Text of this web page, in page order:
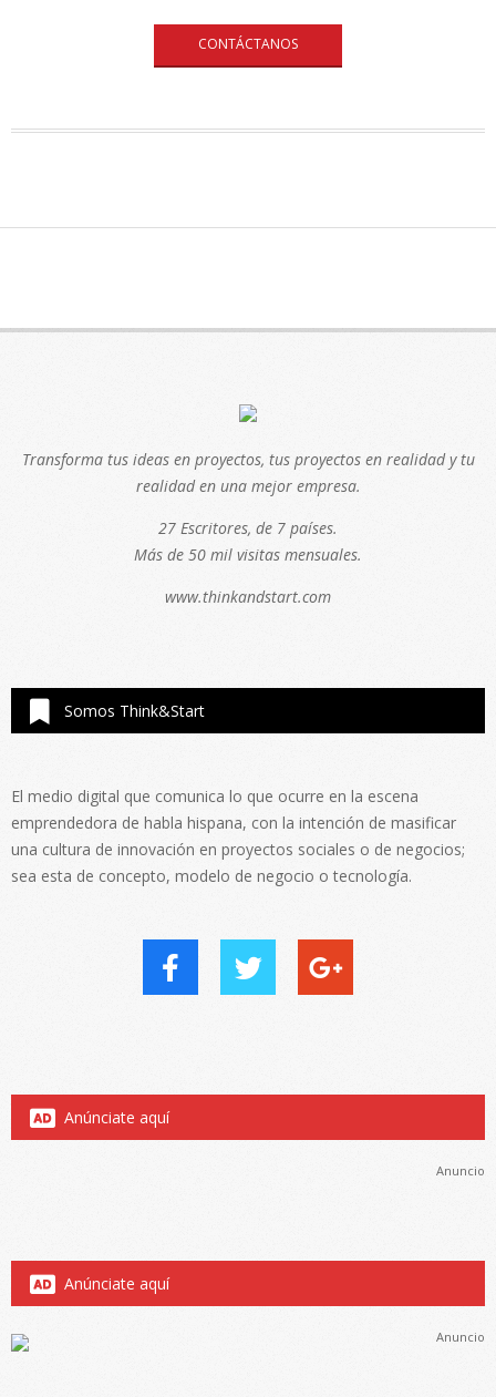
CONTÁCTANOS
Transforma tus ideas en proyectos, tus proyectos en realidad y tu
realidad en una mejor empresa.
27 Escritores, de 7 países.
Más de 50 mil visitas mensuales.
www.thinkandstart.com
Somos Think&Start
El medio digital que comunica lo que ocurre en la escena
emprendedora de habla hispana, con la intención de masificar
una cultura de innovación en proyectos sociales o de negocios;
sea esta de concepto, modelo de negocio o tecnología.
Anúnciate aquí
Anuncio
Anúnciate aquí
Anuncio